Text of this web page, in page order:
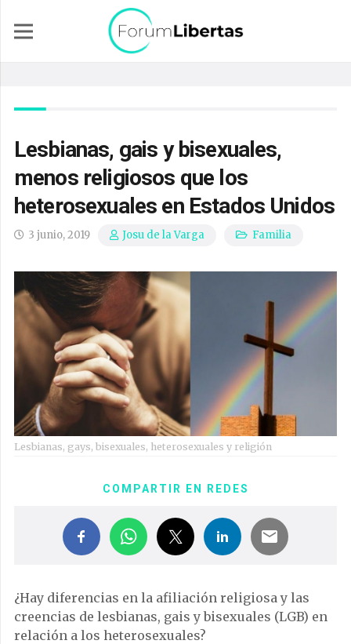
Lesbianas, gais y bisexuales,
menos religiosos que los
heterosexuales en Estados Unidos
3 junio, 2019 Josu de la Varga Familia
Lesbianas, gays, bisexuales, heterosexuales y religión
COMPARTIR EN REDES
¿Hay diferencias en la afiliación religiosa y las
creencias de lesbianas, gais y bisexuales (LGB) en
relación a los heterosexuales?